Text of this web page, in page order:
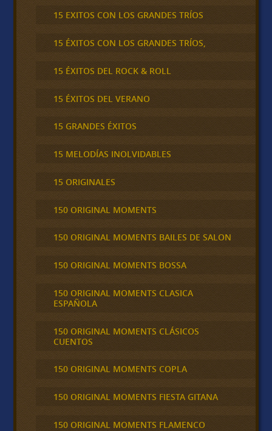
15 EXITOS CON LOS GRANDES TRÍOS
15 ÉXITOS CON LOS GRANDES TRÍOS,
15 ÉXITOS DEL ROCK & ROLL
15 ÉXITOS DEL VERANO
15 GRANDES ÉXITOS
15 MELODÍAS INOLVIDABLES
15 ORIGINALES
150 ORIGINAL MOMENTS
150 ORIGINAL MOMENTS BAILES DE SALON
150 ORIGINAL MOMENTS BOSSA
150 ORIGINAL MOMENTS CLASICA
ESPAÑOLA
150 ORIGINAL MOMENTS CLÁSICOS
CUENTOS
150 ORIGINAL MOMENTS COPLA
150 ORIGINAL MOMENTS FIESTA GITANA
150 ORIGINAL MOMENTS FLAMENCO